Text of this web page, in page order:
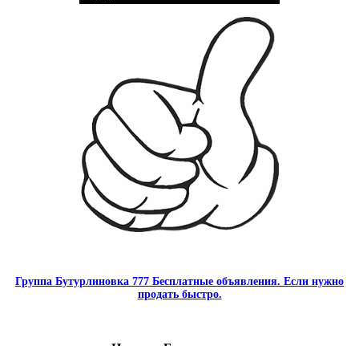
Группа Бутурлиновка 777 Бесплатные объявления. Если нужно
продать быстро.